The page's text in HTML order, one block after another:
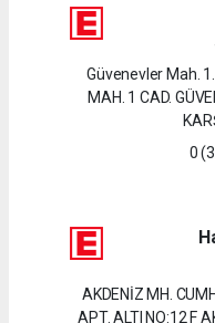
Güvenevler Mah.
MAH. 1 CAD.
0
AKDENİZ MH.
APT. ALTI NO:12 F